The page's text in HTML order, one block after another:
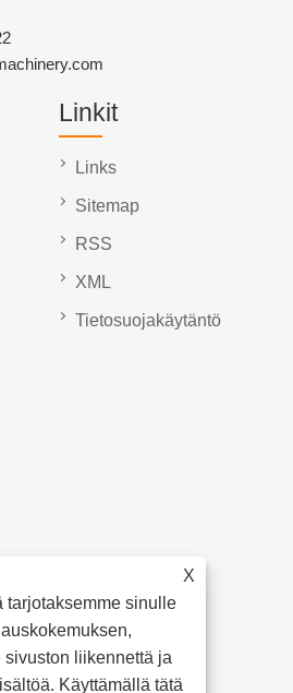
X
tarjotaksemme sinulle
liikennettä ja
Käyttämällä tätä
Linkit
Links
Sitemap
RSS
XML
Tietosuojakäytäntö